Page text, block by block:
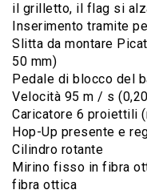
il grilletto, il flag si
Inserimento tramite
Slitta da montare
50 mm)
Pedale di blocco del
Velocità 95 m / s
Caricatore 6 proiettili
Hop-Up presente e
Cilindro rotante
Mirino fisso in fibra
fibra ottica